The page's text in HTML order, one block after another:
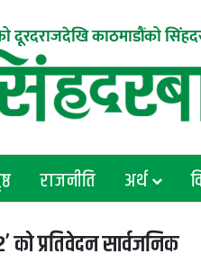
दूरदराजदेखि काठमाडौंको
राजनीति अर्थ
को प्रतिवेदन सार्वजनिक